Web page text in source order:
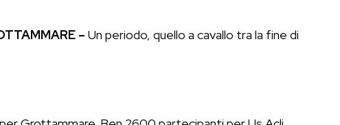
– Un periodo, quello a cavallo tra la fine di